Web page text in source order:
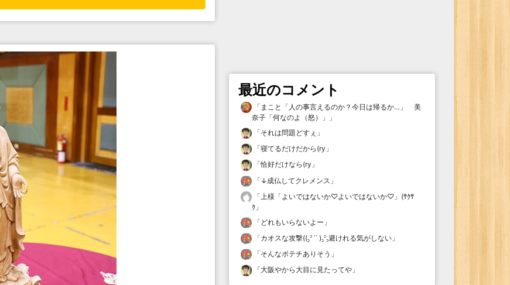
最近のコメント
「 まこと「人の事言えるのか？今日は帰るか…」 美
奈子「何なのよ（怒）」
」
「それは問題どすぇ 」
「寝てるだけだから(ry 」
「恰好だけなら(ry 」
「 ↓成仏してクレメンス 」
「 上様「よいではないか♡よいではないか♡」(ｻｸｻ
ｸ 」
「 どれもいらないよー 」
「カオスな攻撃((꜆꜄ ˙˙ )꜆꜄꜆避けれる気がしない 」
「そんなポテチありそう 」
「大阪やから大目に見たってや 」